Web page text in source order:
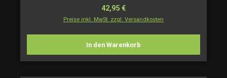
Regulärer Preis:
42,95 €
Preise inkl. MwSt. zzgl. Versandkosten
In den Warenkorb